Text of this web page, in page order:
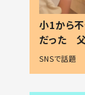
小1から不
だった
る理由と
SNSで話題